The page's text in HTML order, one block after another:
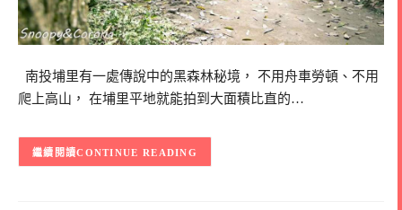
南投埔里有一處傳說中的黑森林秘境， 不用舟車勞頓、不用
爬上高山， 在埔里平地就能拍到大面積比直的…
CONTINUE READING